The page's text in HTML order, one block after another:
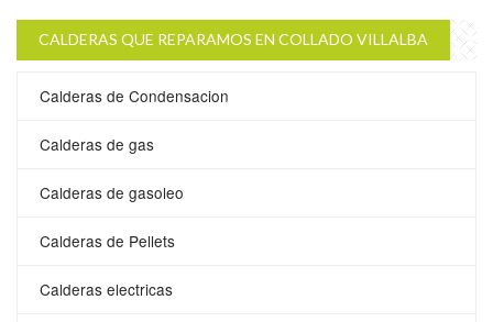
CALDERAS QUE REPARAMOS EN COLLADO VILLALBA
Calderas de Condensacion
Calderas de gas
Calderas de gasoleo
Calderas de Pellets
Calderas electricas